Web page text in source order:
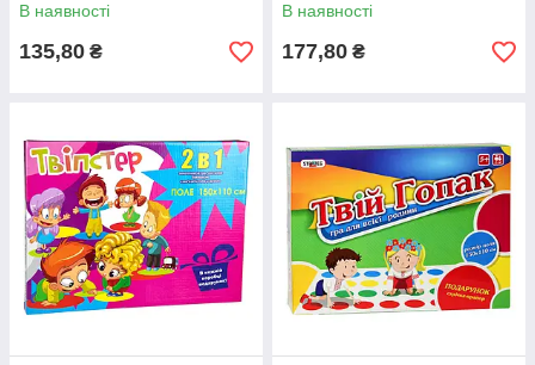
В наявності
135,80 ₴
В наявності
177,80 ₴